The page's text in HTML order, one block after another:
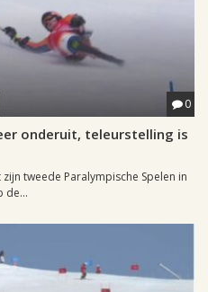
0
onderuit, teleurstelling is
tweede Paralympische Spelen in
de...